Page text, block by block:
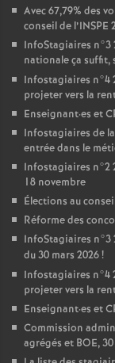
Avec 67,79% des
conseil de l’INSPE
InfoStagiaires n°3
nationale ça suffit,
Infostagiaires n°4
projeter vers la
Enseignant·es et
Infostagiaires de
entrée dans le
Infostagiaires n°2
18 novembre
Élections au
Réforme des
InfoStagiaires n°3
du 30 mars 2026!
Infostagiaires n°4
projeter vers la
Enseignant·es et
Commission
agrégés et BOE,